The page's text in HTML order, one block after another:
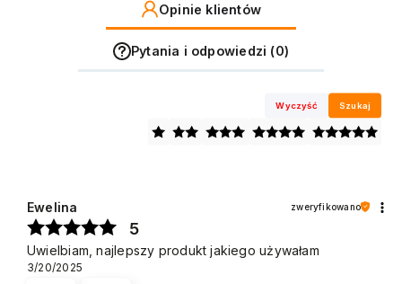
Opinie klientów
Pytania i odpowiedzi (0)
Wyczyść Szukaj
Ewelina zweryfikowano
5
Uwielbiam, najlepszy produkt jakiego używałam
3/20/2025